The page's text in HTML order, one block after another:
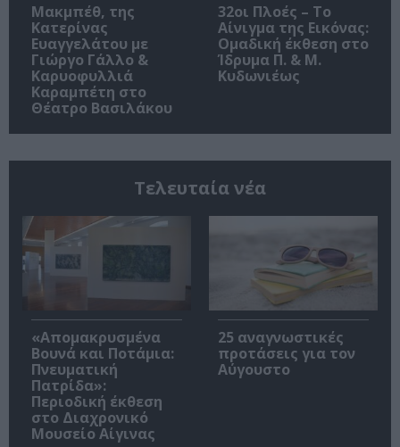
Μακμπέθ, της
Κατερίνας
Ευαγγελάτου με
Γιώργο Γάλλο &
Καρυοφυλλιά
Καραμπέτη στο
Θέατρο Βασιλάκου
32οι Πλοές – Το
Αίνιγμα της Εικόνας:
Ομαδική έκθεση στο
Ίδρυμα Π. & Μ.
Κυδωνιέως
Τελευταία νέα
«Απομακρυσμένα
Βουνά και Ποτάμια:
Πνευματική
Πατρίδα»:
Περιοδική έκθεση
στο Διαχρονικό
Μουσείο Αίγινας
25 αναγνωστικές
προτάσεις για τον
Αύγουστο